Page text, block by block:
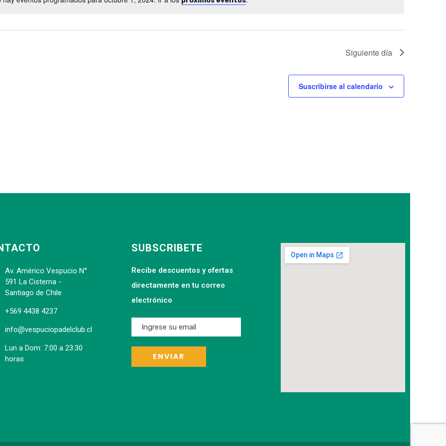
Siguiente día
Suscribirse al calendario
Av. Américo Vespucio N°
591 La Cisterna -
Santiago de Chile
+569 4438 4237
info@vespuciopadelclub.cl
Lun a Dom: 7:00 a 23:30
horas
SUBSCRIBETE
Recibe descuentos y ofertas
directamente en tu correo
electrónico